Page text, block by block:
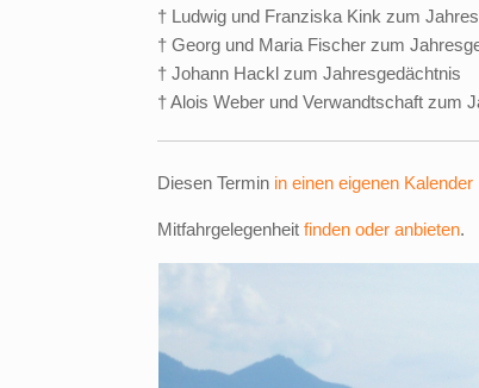
† Ludwig und Franziska Kink zum
† Georg und Maria Fischer zum
† Johann Hackl zum Jahresgedächtnis
† Alois Weber und Verwandtschaft zum
Diesen Termin in einen eigenen
Mitfahrgelegenheit finden oder anbieten.